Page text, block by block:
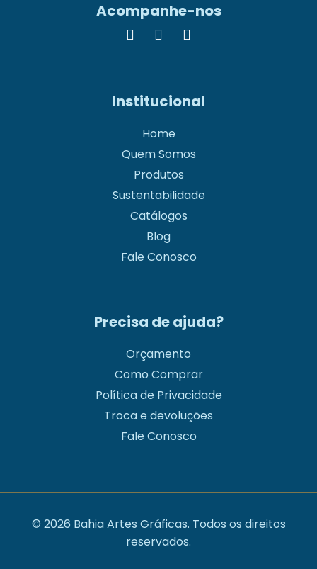
Acompanhe-nos
Institucional
Home
Quem Somos
Produtos
Sustentabilidade
Catálogos
Blog
Fale Conosco
Precisa de ajuda?
Orçamento
Como Comprar
Política de Privacidade
Troca e devoluções
Fale Conosco
© 2026 Bahia Artes Gráficas. Todos os direitos
reservados.